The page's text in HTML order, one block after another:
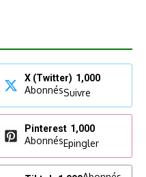
X (Twitter) 1,000
AbonnésSuivre
Pinterest 1,000
AbonnésEpingler